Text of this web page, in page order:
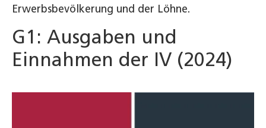
Erwerbsbevölkerung und der Löhne.
G1: Ausgaben und
Einnahmen der IV (2024)